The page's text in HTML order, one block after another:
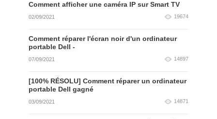
Comment afficher une caméra IP sur Smart TV
02/09/2021 19674
Comment réparer l'écran noir d'un ordinateur
portable Dell -
07/09/2021 14897
[100% RÉSOLU] Comment réparer un ordinateur
portable Dell gagné
03/09/2021 14871